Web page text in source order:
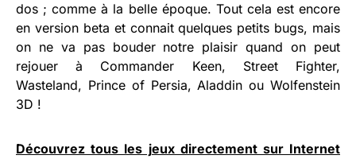
dos ; comme à la belle époque. Tout cela est encore
en version beta et connait quelques petits bugs, mais
on ne va pas bouder notre plaisir quand on peut
rejouer à Commander Keen, Street Fighter,
Wasteland, Prince of Persia, Aladdin ou Wolfenstein
3D !
Découvrez tous les jeux directement sur Internet